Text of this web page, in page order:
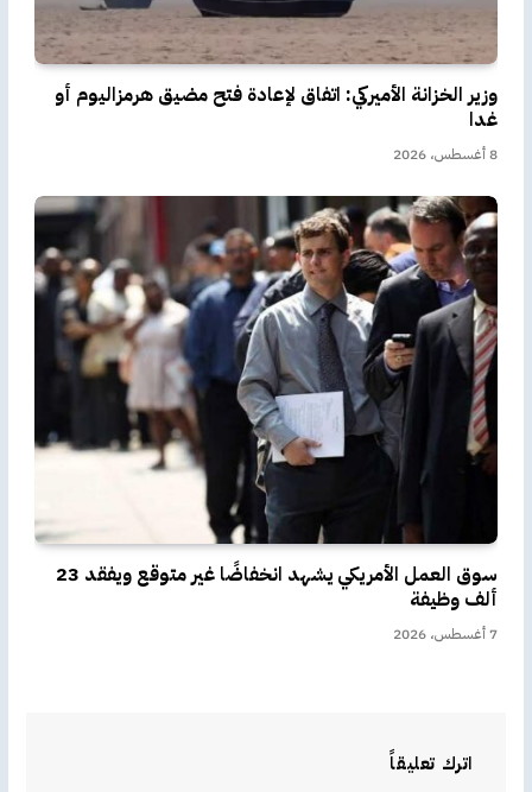
وزير الخزانة الأميركي: اتفاق لإعادة فتح مضيق هرمزاليوم أو
غدا
8 أغسطس، 2026
سوق العمل الأمريكي يشهد انخفاضًا غير متوقع ويفقد 23
ألف وظيفة
7 أغسطس، 2026
اترك تعليقاً